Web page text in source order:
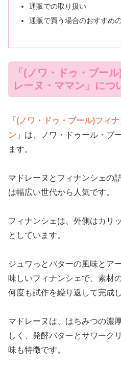
通販での取り扱い
通販で買う場合のおすすめ
「(ノワ・ドゥ・ブー
レーヌ・ママン」につ
「(ノワ・ドゥ・ブール)フィ
ン」 は、ノワ・ドゥール・ブ
ます。
マドレーヌとフィナンシェの
は幅広い世代から人気です。
フィナンシェは、外側はカリ
としています。
ジュワっとバターの風味とア
味しいフィナンシェで、素材
何度も試作を繰り返して完成
マドレーヌは、はちみつの濃
しく、発酵バターとサワーク
味も特徴です。